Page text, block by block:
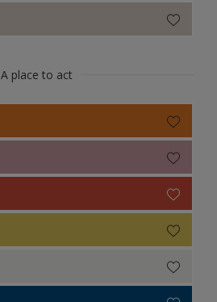
A place to act